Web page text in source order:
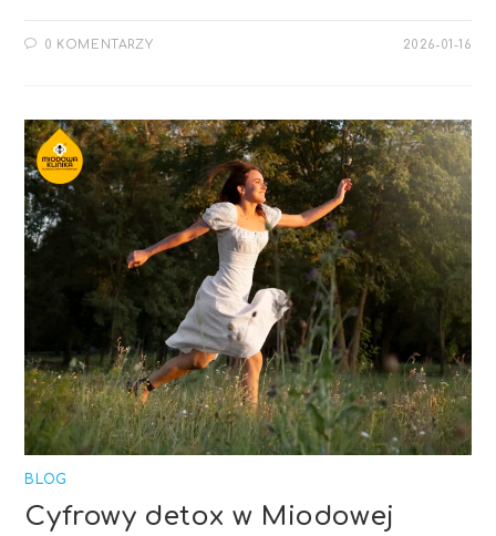
0 KOMENTARZY 2026-01-16
BLOG
Cyfrowy detox w Miodowej